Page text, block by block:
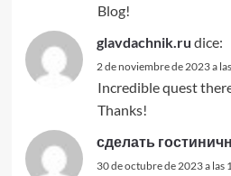
Blog!
glavdachnik.ru dice:
2 de noviembre de 2023 a
Incredible quest
Thanks!
сделать
30 de octubre de 2023 a las